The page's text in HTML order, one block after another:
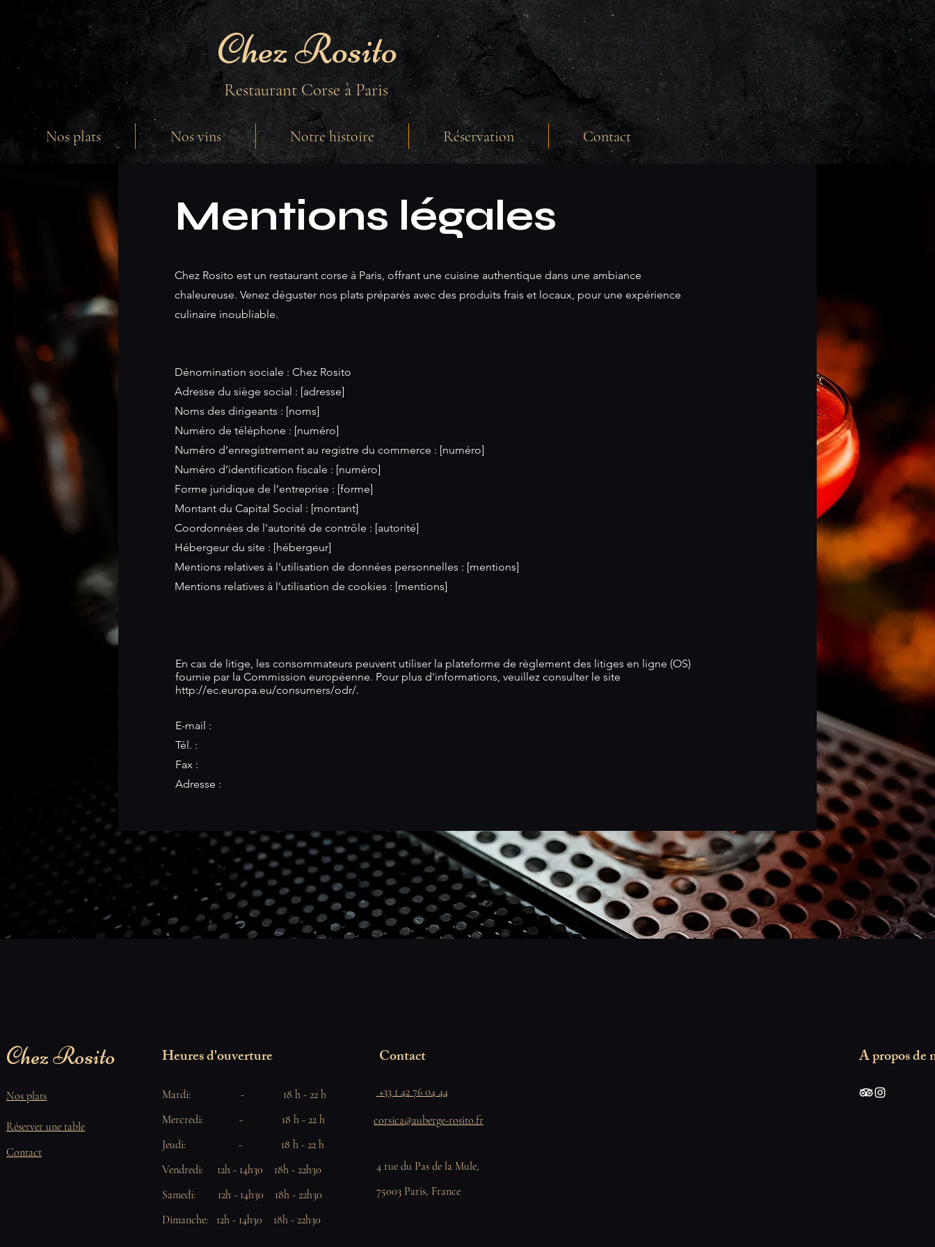
Chez Rosito
Restaurant Corse à Paris
Nos plats Nos vins Notre histoire Réservation Contact
Mentions légales
Chez Rosito est un restaurant corse à Paris, offrant une cuisine authentique dans une ambiance
chaleureuse. Venez déguster nos plats préparés avec des produits frais et locaux, pour une expérience
culinaire inoubliable.
Dénomination sociale : Chez Rosito
Adresse du siège social : [adresse]
Noms des dirigeants : [noms]
Numéro de téléphone : [numéro]
Numéro d’enregistrement au registre du commerce : [numéro]
Numéro d’identification fiscale : [numéro]
Forme juridique de l’entreprise : [forme]
Montant du Capital Social : [montant]
Coordonnées de l'autorité de contrôle : [autorité]
Hébergeur du site : [hébergeur]
Mentions relatives à l'utilisation de données personnelles : [mentions]
Mentions relatives à l'utilisation de cookies : [mentions]
En cas de litige, les consommateurs peuvent utiliser la plateforme de règlement des litiges en ligne (OS)
fournie par la Commission européenne. Pour plus d'informations, veuillez consulter le site
http://ec.europa.eu/consumers/odr/.
E-mail :
Tél. :
Fax :
Adresse :
Chez Rosito Heures d'ouverture
Nos plats
Réserver une table
Contact
Mardi: - 18 h - 22 h
Mercredi: - 18 h - 22 h
Jeudi: - 18 h - 22 h
Vendredi: 12h - 14h30 18h - 22h30
Samedi: 12h - 14h30 18h - 22h30
Dimanche: 12h - 14h30 18h - 22h30
Contact
+33 1 42 76 04 44
corsica@auberge-rosito.fr
4 rue du Pas de la Mule,
75003 Paris, France
A propos de